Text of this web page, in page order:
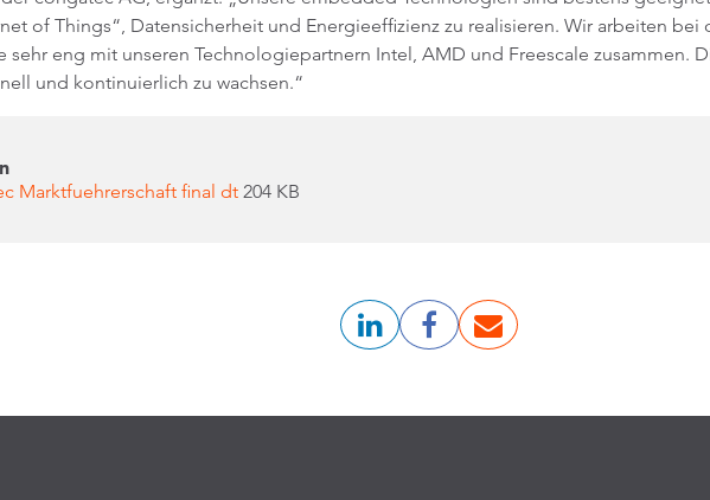
of Things“, Datensicherheit und Energieeffizienz zu realisieren. Wir arbeiten
sehr eng mit unseren Technologiepartnern Intel, AMD und Freescale zusammen.
und kontinuierlich zu wachsen.“
Marktfuehrerschaft final dt204 KB